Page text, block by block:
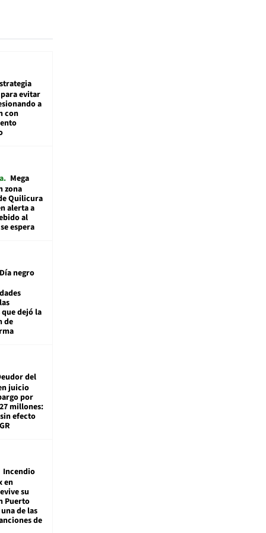
evitar
a
con
Mega
zona
Quilicura
alerta a
al
espera
negro
dejó la
de
del
juicio
por
millones:
efecto
Incendio
en
su
Puerto
de las
de